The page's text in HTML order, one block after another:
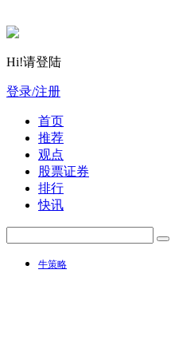
Hi!请登陆
登录/注册
首页
推荐
观点
股票证券
排行
快讯
牛策略